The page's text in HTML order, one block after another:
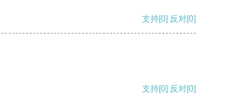
支持[0] 反对[0]
支持[0] 反对[0]